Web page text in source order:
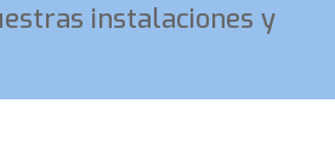
instalaciones y